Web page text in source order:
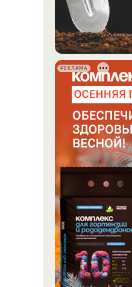
РЕКЛАМА